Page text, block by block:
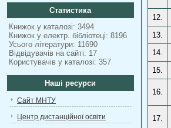
Статистика
Книжок у каталозі: 3494
Книжок у електр. бібліотеці: 8196
Усього літератури: 11690
Відвідувачів на сайті: 17
Користувачів у каталозі: 357
Наші ресурси
Сайт МНТУ
Центр дистанційної освіти
12.
13.
14.
15.
16.
17.